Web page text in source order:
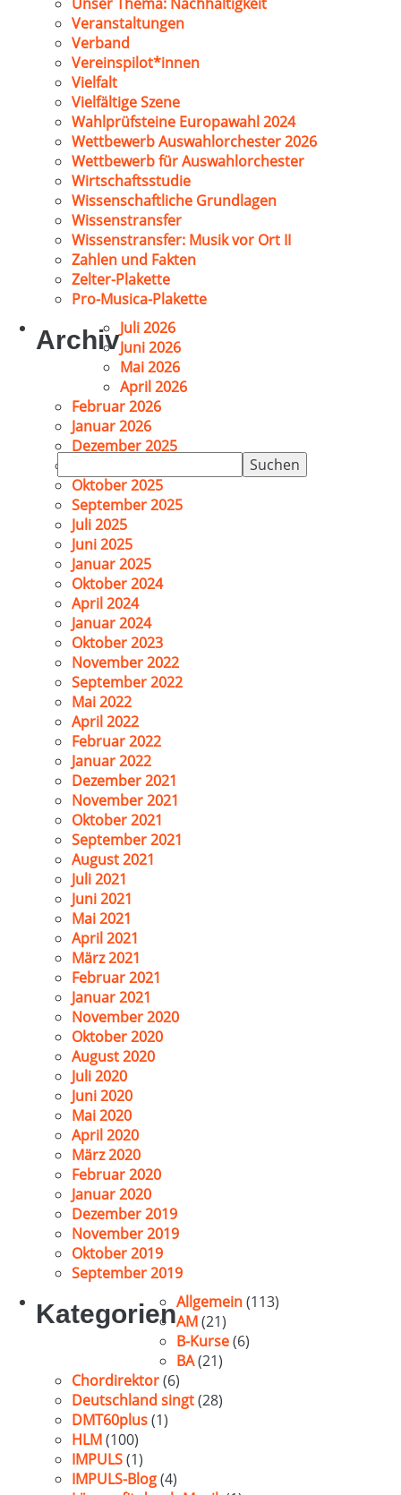
Suchen
nach:
Veranstaltungen
Verband
Vereinspilot*innen
Vielfalt
Vielfältige Szene
Wahlprüfsteine Europawahl 2024
Wettbewerb Auswahlorchester 2026
Wettbewerb für Auswahlorchester
Wirtschaftsstudie
Wissenschaftliche Grundlagen
Wissenstransfer
Wissenstransfer: Musik vor Ort II
Zahlen und Fakten
Zelter-Plakette
Pro-Musica-Plakette
ArchivJuli 2026
Juni 2026
Mai 2026
April 2026
Februar 2026
Januar 2026
Dezember 2025
Oktober 2025
September 2025
Juli 2025
Juni 2025
Januar 2025
Oktober 2024
April 2024
Januar 2024
Oktober 2023
November 2022
September 2022
Mai 2022
April 2022
Februar 2022
Januar 2022
Dezember 2021
November 2021
Oktober 2021
September 2021
August 2021
Juli 2021
Juni 2021
Mai 2021
April 2021
März 2021
Februar 2021
Januar 2021
November 2020
Oktober 2020
August 2020
Juli 2020
Juni 2020
Mai 2020
April 2020
März 2020
Februar 2020
Januar 2020
Dezember 2019
November 2019
Oktober 2019
September 2019
KategorienAllgemein(113)
AM(21)
B-Kurse(6)
BA(21)
Chordirektor(6)
Deutschland singt(28)
DMT60plus(1)
HLM(100)
IMPULS(1)
IMPULS-Blog(4)